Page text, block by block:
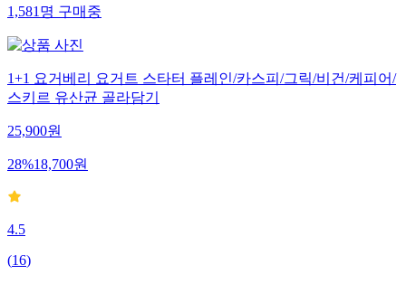
1,581명구매중
1+1 요거베리 요거트 스타터 플레인/카스피/그릭/비건/케피어/
스키르 유산균 골라담기
25,900원
28%18,700원
4.5
(16)